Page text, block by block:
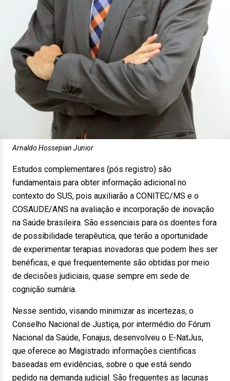
Arnaldo Hossepian Junior
Estudos complementares (pós registro) são
fundamentais para obter informação adicional no
contexto do SUS, pois auxiliarão a CONITEC/MS e o
COSAUDE/ANS na avaliação e incorporação de inovação
na Saúde brasileira. São essenciais para os doentes fora
de possibilidade terapêutica, que terão a oportunidade
de experimentar terapias inovadoras que podem lhes ser
benéficas, e que frequentemente são obtidas por meio
de decisões judiciais, quase sempre em sede de
cognição sumária.
Nesse sentido, visando minimizar as incertezas, o
Conselho Nacional de Justiça, por intermédio do Fórum
Nacional da Saúde, Fonajus, desenvolveu o E-NatJus,
que oferece ao Magistrado informações cientificas
baseadas em evidências, sobre o que está sendo
pedido na demanda judicial. São frequentes as lacunas